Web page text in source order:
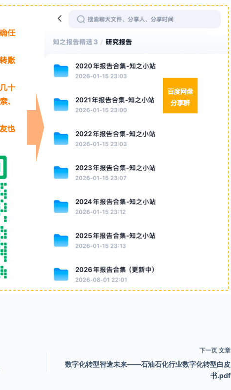
下一页 文章
数字化转型智造未来——石油石化行业数字化转型白皮
书.pdf